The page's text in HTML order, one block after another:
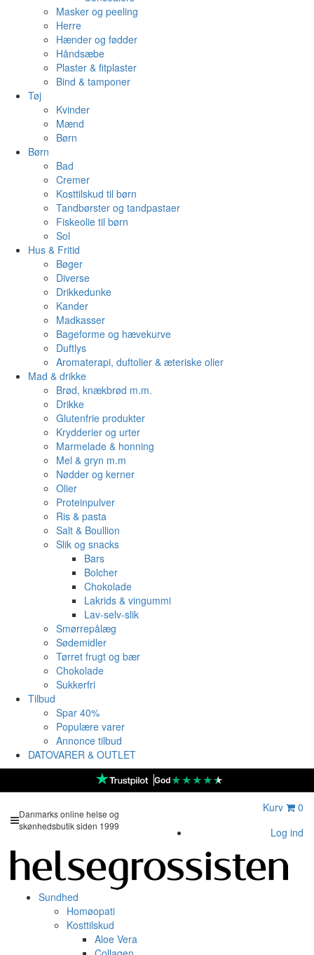
Masker og peeling
Herre
Hænder og fødder
Håndsæbe
Plaster & fitplaster
Bind & tamponer
Tøj
Kvinder
Mænd
Børn
Børn
Bad
Cremer
Kosttilskud til børn
Tandbørster og tandpastaer
Fiskeolie til børn
Sol
Hus & Fritid
Bøger
Diverse
Drikkedunke
Kander
Madkasser
Bageforme og hævekurve
Duftlys
Aromaterapi, duftolier & æteriske olier
Mad & drikke
Brød, knækbrød m.m.
Drikke
Glutenfrie produkter
Krydderier og urter
Marmelade & honning
Mel & gryn m.m
Nødder og kerner
Olier
Proteinpulver
Ris & pasta
Salt & Boullion
Slik og snacks
Bars
Bolcher
Chokolade
Lakrids & vingummi
Lav-selv-slik
Smørrepålæg
Sødemidler
Tørret frugt og bær
Chokolade
Sukkerfri
Tilbud
Spar 40%
Populære varer
Annonce tilbud
DATOVARER & OUTLET
God★★★★★
Danmarks online helse og
skønhedsbutik siden 1999
Kurv
0
Log ind
Sundhed
Homøopati
Kosttilskud
Aloe Vera